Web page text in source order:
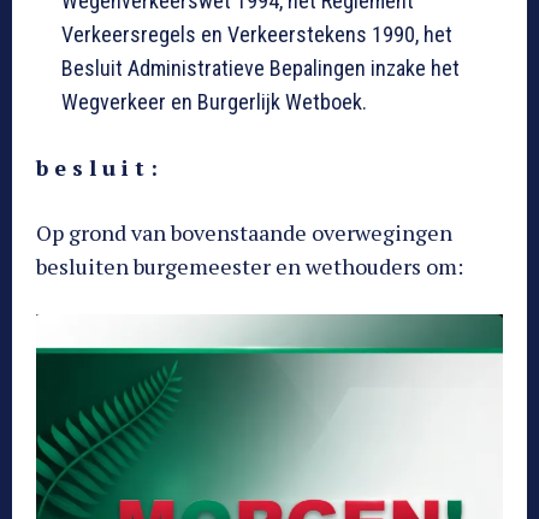
Verkeersregels en Verkeerstekens 1990, het
Besluit Administratieve Bepalingen inzake het
Wegverkeer en Burgerlijk Wetboek.
b e s l u i t :
Op grond van bovenstaande overwegingen
besluiten burgemeester en wethouders om: